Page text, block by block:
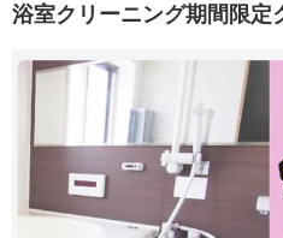
浴室クリーニング期間限